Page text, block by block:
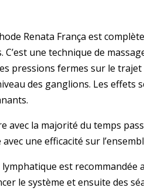
Renata França est
une technique de
pressions fermes sur le trajet
des ganglions. Leseffets
.
avec la majorité du temps
une efficacité sur
est recommandée
le système et ensuite des